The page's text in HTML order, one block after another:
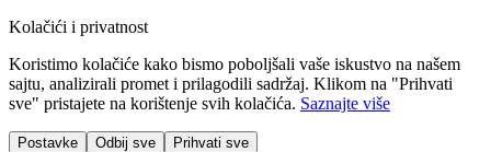
Kolačići i privatnost
Koristimo kolačiće kako bismo poboljšali vaše iskustvo na našem
sajtu, analizirali promet i prilagodili sadržaj. Klikom na "Prihvati
sve" pristajete na korištenje svih kolačića. Saznajte više
Postavke Odbij sve Prihvati sve